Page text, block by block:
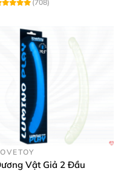
nay để trải nghiệm sự
(708)
Vật Giả 2 Đầu